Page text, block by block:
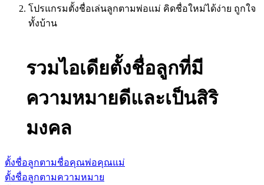
โปรแกรมตั้งชื่อเล่นลูกตามพ่อแม่ คิดชื่อใหม่ได้ง่าย ถูกใจ
ทั้งบ้าน
รวมไอเดียตั้งชื่อลูกที่มี
ความหมายดีและเป็นสิริ
มงคล
ตั้งชื่อลูกตามชื่อคุณพ่อคุณแม่
ตั้งชื่อลูกตามความหมาย